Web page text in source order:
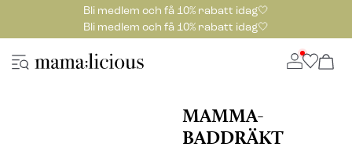
Bli medlem och få 10% rabatt idag🤍
Bli medlem och få 10% rabatt idag🤍
MAMMA-
BADDRÄKT